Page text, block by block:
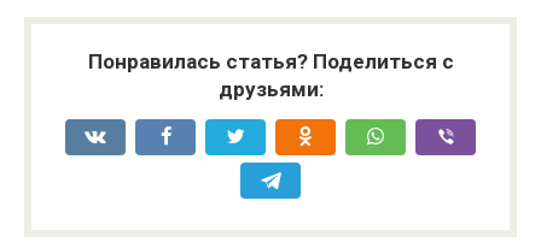
Понравилась статья? Поделиться с
друзьями: